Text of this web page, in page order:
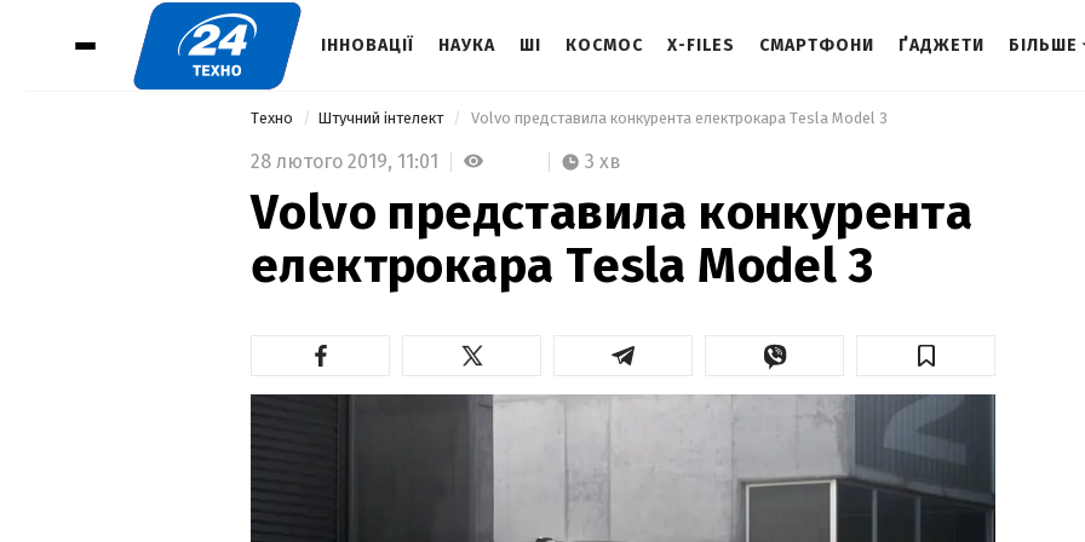
ІННОВАЦІЇ НАУКА ШІ КОСМОС X-FILES СМАРТФОНИ ҐАДЖЕТИ БІЛЬШЕ
Техно Штучний інтелект Volvo представила конкурента електрокара Tesla Model 3
28 лютого 2019, 11:01 3 хв
Volvo представила конкурента
електрокара Tesla Model 3